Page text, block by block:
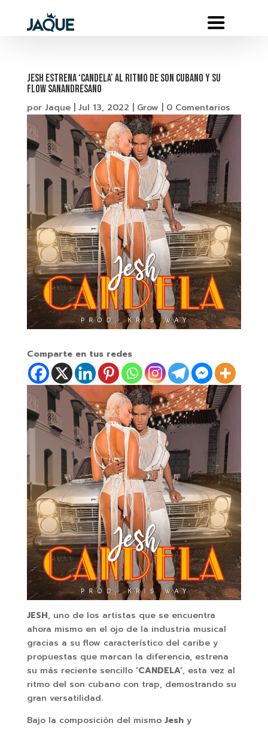
JESH ESTRENA ‘CANDELA’ AL RITMO DE SON CUBANO Y SU
FLOW SANANDRESANO
por Jaque| Jul 13, 2022 Grow 0 Comentarios
Comparte en tus redes
JESH, uno de los artistas que se encuentra
ahora mismo en el ojo de la industria musical
gracias a su flow característico del caribe y
propuestas que marcan la diferencia, estrena
su más reciente sencillo ‘CANDELA’, esta vez al
ritmo del son cubano con trap, demostrando su
gran versatilidad.
Bajo la composición del mismo Jeshy